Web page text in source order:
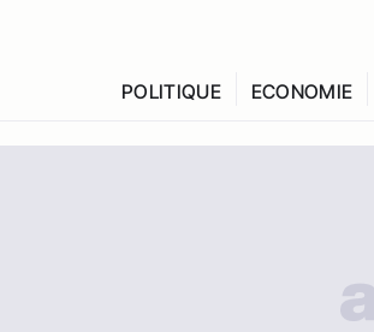
POLITIQUE ECONOMIE